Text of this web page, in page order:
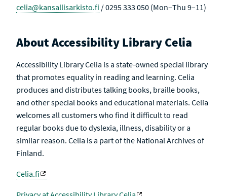
celia@kansallisarkisto.fi / 0295 333 050 (Mon–Thu 9–11)
About Accessibility Library Celia
Accessibility Library Celia is a state-owned special library
that promotes equality in reading and learning. Celia
produces and distributes talking books, braille books,
and other special books and educational materials. Celia
welcomes all customers who find it difficult to read
regular books due to dyslexia, illness, disability or a
similar reason. Celia is a part of the National Archives of
Finland.
Celia.fi